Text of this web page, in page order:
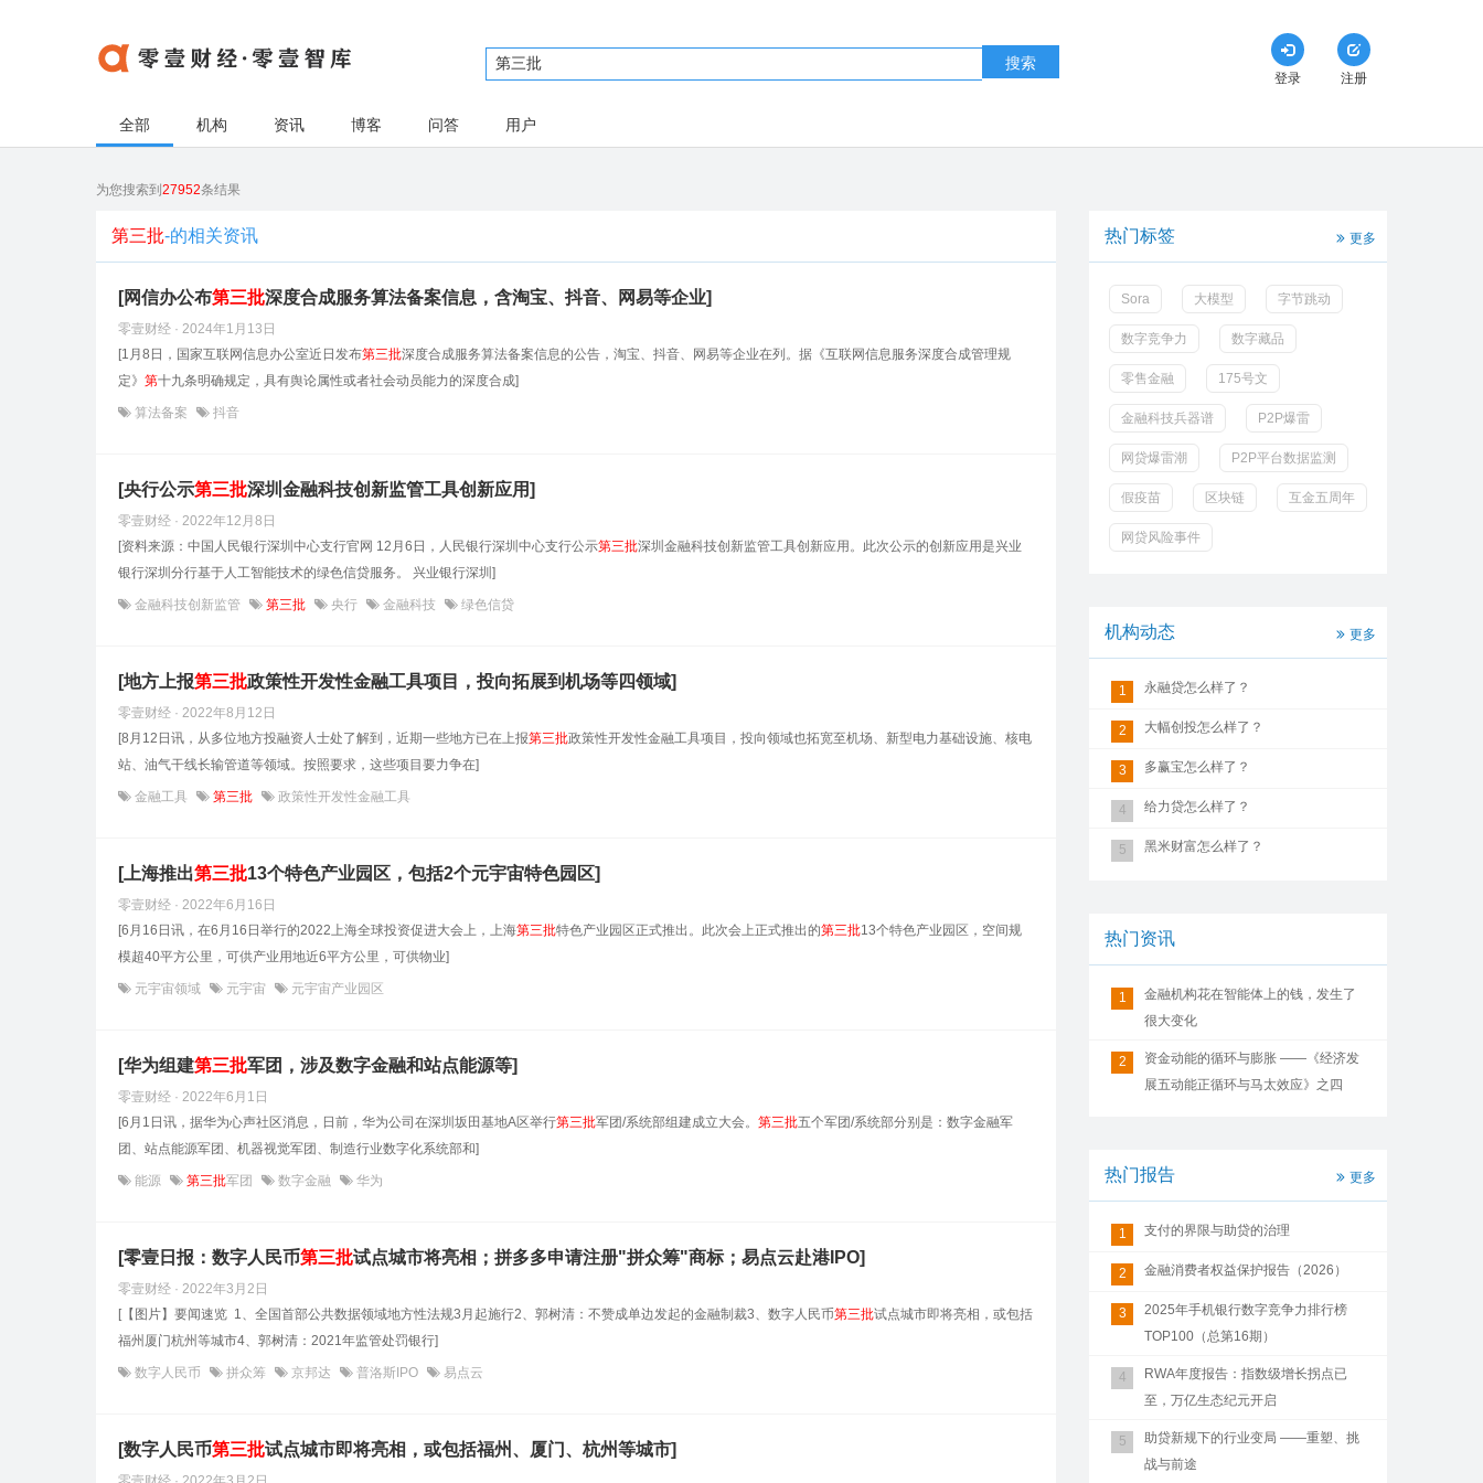
搜索
登录 注册
全部 机构 资讯 博客 问答 用户
为您搜索到 27952条结果
第三批-的相关资讯
[网信办公布第三批深度合成服务算法备案信息，含淘宝、抖音、网易等企业]
零壹财经 · 2024年1月13日
[1月8日，国家互联网信息办公室近日发布第三批深度合成服务算法备案信息的公告，淘宝、抖音、网易等企业在列。据《互联网信息服务深度合成管理规
定》 第十九条明确规定，具有舆论属性或者社会动员能力的深度合成]
算法备案 抖音
[央行公示第三批深圳金融科技创新监管工具创新应用]
零壹财经 · 2022年12月8日
[资料来源：中国人民银行深圳中心支行官网 12月6日，人民银行深圳中心支行公示第三批深圳金融科技创新监管工具创新应用。此次公示的创新应用是兴业
银行深圳分行基于人工智能技术的绿色信贷服务。 兴业银行深圳]
金融科技创新监管 第三批 央行 金融科技 绿色信贷
[地方上报第三批政策性开发性金融工具项目，投向拓展到机场等四领域]
零壹财经 · 2022年8月12日
[8月12日讯，从多位地方投融资人士处了解到，近期一些地方已在上报第三批政策性开发性金融工具项目，投向领域也拓宽至机场、新型电力基础设施、核电
站、油气干线长输管道等领域。按照要求，这些项目要力争在]
金融工具 第三批 政策性开发性金融工具
[上海推出第三批13个特色产业园区，包括2个元宇宙特色园区]
零壹财经 · 2022年6月16日
[6月16日讯，在6月16日举行的2022上海全球投资促进大会上，上海第三批特色产业园区正式推出。此次会上正式推出的第三批13个特色产业园区，空间规
模超40平方公里，可供产业用地近6平方公里，可供物业]
元宇宙领域 元宇宙 元宇宙产业园区
[华为组建第三批军团，涉及数字金融和站点能源等]
零壹财经 · 2022年6月1日
[6月1日讯，据华为心声社区消息，日前，华为公司在深圳坂田基地A区举行第三批军团/系统部组建成立大会。 第三批五个军团/系统部分别是：数字金融军
团、站点能源军团、机器视觉军团、制造行业数字化系统部和]
能源 第三批军团 数字金融 华为
[零壹日报：数字人民币第三批试点城市将亮相；拼多多申请注册"拼众筹"商标；易点云赴港IPO]
零壹财经 · 2022年3月2日
[【图片】要闻速览 1、全国首部公共数据领域地方性法规3月起施行2、郭树清：不赞成单边发起的金融制裁3、数字人民币第三批试点城市即将亮相，或包括
福州厦门杭州等城市4、郭树清：2021年监管处罚银行]
数字人民币 拼众筹 京邦达 普洛斯IPO 易点云
[数字人民币第三批试点城市即将亮相，或包括福州、厦门、杭州等城市]
热门标签 更多
Sora 大模型 字节跳动
数字竞争力 数字藏品
零售金融 175号文
金融科技兵器谱 P2P爆雷
网贷爆雷潮 P2P平台数据监测
假疫苗 区块链 互金五周年
网贷风险事件
机构动态 更多
1 永融贷怎么样了？
2 大幅创投怎么样了？
3 多赢宝怎么样了？
4 给力贷怎么样了？
5 黑米财富怎么样了？
热门资讯
1
金融机构花在智能体上的钱，发生了
很大变化
2
资金动能的循环与膨胀 ——《经济发
展五动能正循环与马太效应》之四
热门报告 更多
1 支付的界限与助贷的治理
2 金融消费者权益保护报告（2026）
3
2025年手机银行数字竞争力排行榜
TOP100（总第16期）
4
RWA年度报告：指数级增长拐点已
至，万亿生态纪元开启
5
助贷新规下的行业变局 ——重塑、挑
战与前途